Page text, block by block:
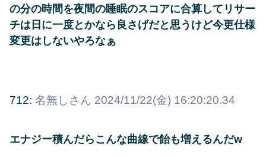
の分の時間を夜間の睡眠のスコアに合算してリサー
チは日に一度とかなら良さげだと思うけど今更仕様
変更はしないやろなぁ
712: 名無しさん 2024/11/22(金) 16:20:20.34
エナジー積んだらこんな曲線で飴も増えるんだw